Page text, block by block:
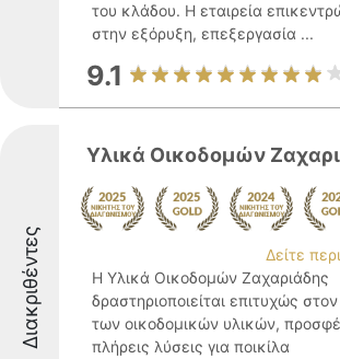
του κλάδου. Η εταιρεία
στην εξόρυξη, επεξεργασία ...
9.1
Διακριθέντες
Υλικά Οικοδομών
Δείτε
Η Υλικά Οικοδομών Ζαχαριάδης
δραστηριοποιείται επιτυχώς
των οικοδομικών υλικών,
πλήρεις λύσεις για ποικίλα